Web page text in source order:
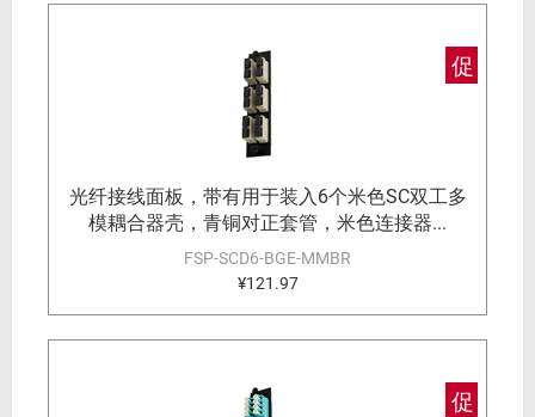
促
光纤接线面板，带有用于装入6个米色SC双工多
模耦合器壳，青铜对正套管，米色连接器...
FSP-SCD6-BGE-MMBR
¥121.97
促